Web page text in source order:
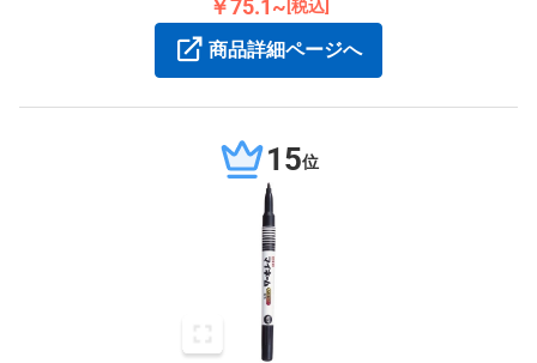
￥75.1~ [税込]
商品詳細ページへ
15位